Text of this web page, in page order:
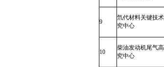
9
氘代材料关键技
究中心
10
柴油发动机尾气
究中心